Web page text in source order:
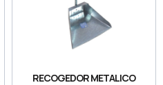
RECOGEDOR METALICO